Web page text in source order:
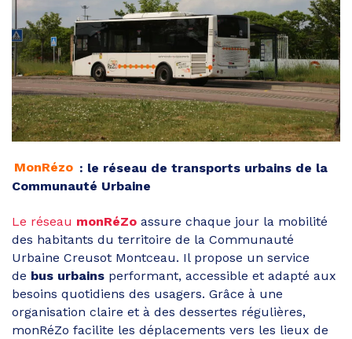
MonRézo : le réseau de transports urbains de la
Communauté Urbaine
Le réseau monRéZo assure chaque jour la mobilité
des habitants du territoire de la Communauté
Urbaine Creusot Montceau. Il propose un service
de bus urbains performant, accessible et adapté aux
besoins quotidiens des usagers. Grâce à une
organisation claire et à des dessertes régulières,
monRéZo facilite les déplacements vers les lieux de